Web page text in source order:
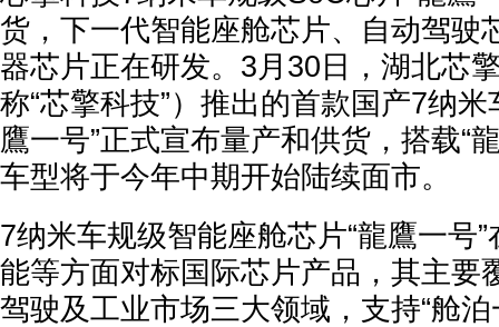
货，下一代智能座舱芯片、自动驾驶
器芯片正在研发。3月30日，湖北芯
称“芯擎科技”）推出的首款国产7纳
鷹一号”正式宣布量产和供货，搭载“
车型将于今年中期开始陆续面市。
7纳米车规级智能座舱芯片“龍鷹一号
能等方面对标国际芯片产品，其主要
驾驶及工业市场三大领域，支持“舱